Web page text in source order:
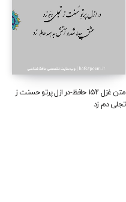
متن غزل ۱۵۲ حافظ-در ازل پرتو حسنت ز
تجلی دم زد